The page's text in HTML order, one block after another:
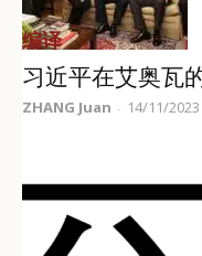
编译
习近平在艾奥瓦
ZHANG Juan - 14/11/2023